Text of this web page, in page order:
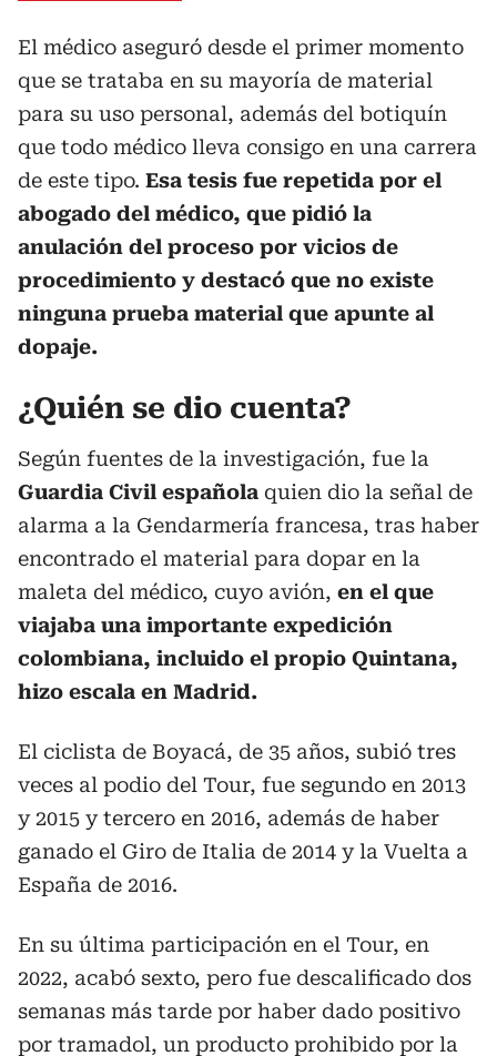
El médico aseguró desde el primer momento
que se trataba en su mayoría de material
para su uso personal, además del botiquín
que todo médico lleva consigo en una carrera
de este tipo. Esa tesis fue repetida por el
abogado del médico, que pidió la
anulación del proceso por vicios de
procedimiento y destacó que no existe
ninguna prueba material que apunte al
dopaje.
¿Quién se dio cuenta?
Según fuentes de la investigación, fue la
Guardia Civil española quien dio la señal de
alarma a la Gendarmería francesa, tras haber
encontrado el material para dopar en la
maleta del médico, cuyo avión, en el que
viajaba una importante expedición
colombiana, incluido el propio Quintana,
hizo escala en Madrid.
El ciclista de Boyacá, de 35 años, subió tres
veces al podio del Tour, fue segundo en 2013
y 2015 y tercero en 2016, además de haber
ganado el Giro de Italia de 2014 y la Vuelta a
España de 2016.
En su última participación en el Tour, en
2022, acabó sexto, pero fue descalificado dos
semanas más tarde por haber dado positivo
por tramadol, un producto prohibido por la